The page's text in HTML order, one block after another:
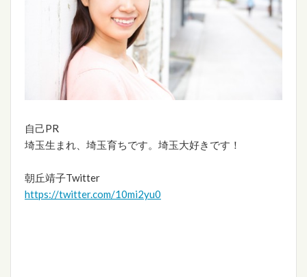
自己PR
埼玉生まれ、埼玉育ちです。埼玉大好きです！
朝丘靖子Twitter
https://twitter.com/10mi2yu0